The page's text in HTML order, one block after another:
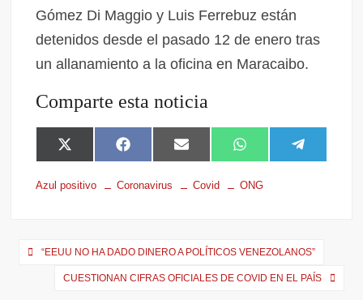
Gómez Di Maggio y Luis Ferrebuz están
detenidos desde el pasado 12 de enero tras
un allanamiento a la oficina en Maracaibo.
Comparte esta noticia
X
(
T
e
)
F
a
c
k
E
m
a
W
h
a
p
e
m
Azul positivo Coronavirus Covid ONG
“EEUU NO HA DADO DINERO A POLÍTICOS VENEZOLANOS”
CUESTIONAN CIFRAS OFICIALES DE COVID EN EL PAÍS